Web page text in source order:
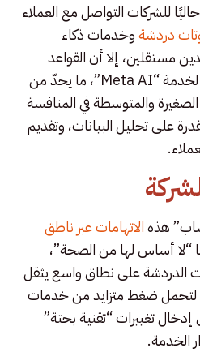
للشركات التواصل مع العملاء
دردشةوخدمات ذكاء
مستقلين، إلا أن القواعد
الجديدة قد تعطي الأفضلية لخدمة “Meta AI”، ما يحدّ من
والمتوسطة في المنافسة
على تحليل البيانات، وتقديم
هذهالاتهامات عبر ناطق
“لا أساس لها من الصحة”،
الدردشة على نطاق واسع يثقل
لتحمل ضغط متزايد من خدمات
تغييرات “تقنية بحتة”
الخدمة.